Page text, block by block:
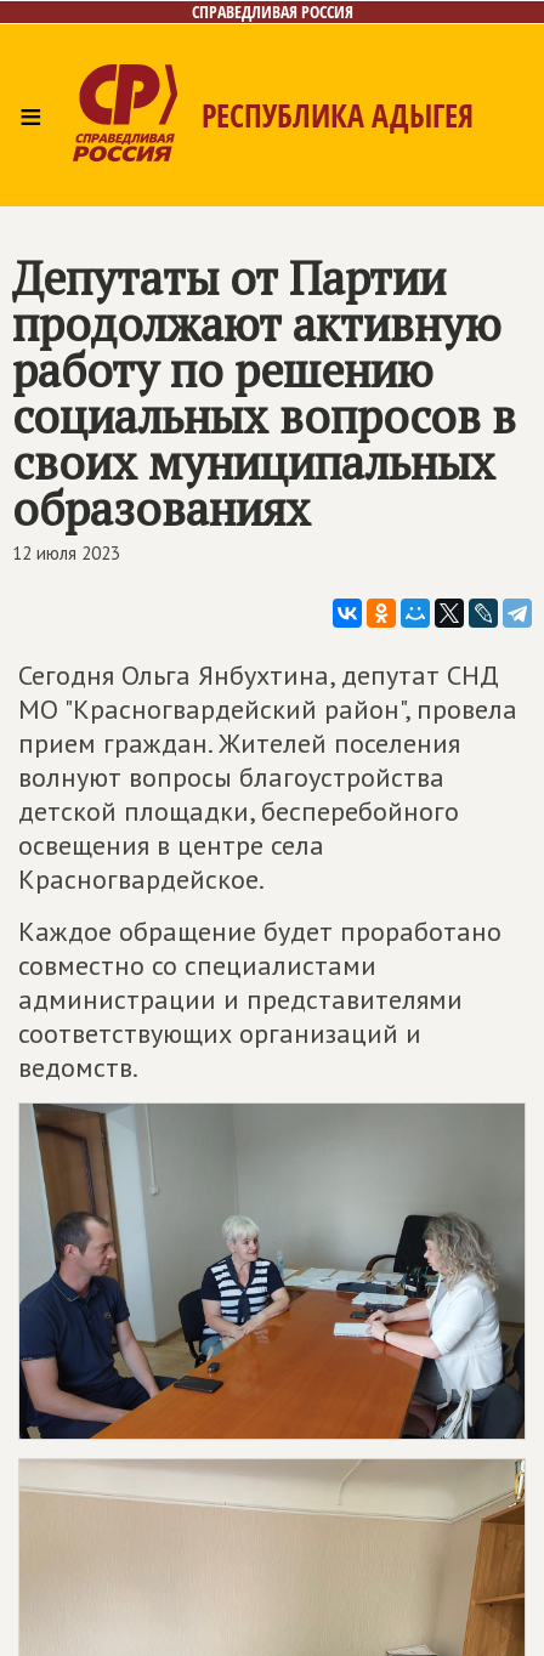
СПРАВЕДЛИВАЯ РОССИЯ
≡ РЕСПУБЛИКА АДЫГЕЯ
Контакты
Депутаты от Партии
продолжают активную
работу по решению
социальных вопросов в
своих муниципальных
образованиях
12 июля 2023
Сегодня Ольга Янбухтина, депутат СНД
МО "Красногвардейский район", провела
прием граждан. Жителей поселения
волнуют вопросы благоустройства
детской площадки, бесперебойного
освещения в центре села
Красногвардейское.
Каждое обращение будет проработано
совместно со специалистами
администрации и представителями
соответствующих организаций и
ведомств.